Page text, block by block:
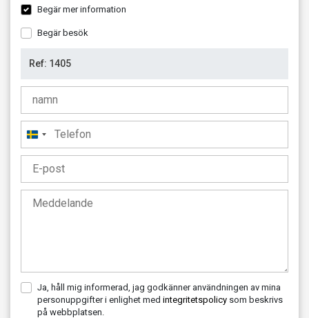
Begär mer information
Begär besök
Sweden
+46
Ja, håll mig informerad, jag godkänner användningen av mina
personuppgifter i enlighet med integritetspolicy som beskrivs
på webbplatsen.